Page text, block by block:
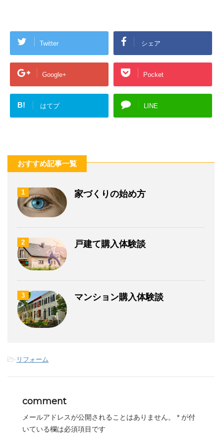
Twitter シェア
Google+ Pocket
B! はてブ LINE
おすすめ記事一覧
1 家づくりの始め方
2 戸建て購入体験談
3 マンション購入体験談
- リフォーム
comment
メールアドレスが公開されることはありません。 * が付
いている欄は必須項目です